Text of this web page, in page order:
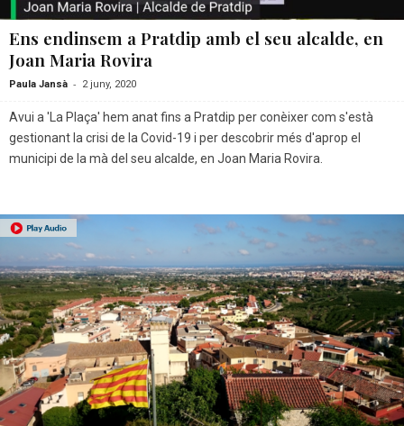
Ens endinsem a Pratdip amb el seu alcalde, en
Joan Maria Rovira
Paula Jansà - 2 juny, 2020
Avui a 'La Plaça' hem anat fins a Pratdip per conèixer com s'està
gestionant la crisi de la Covid-19 i per descobrir més d'aprop el
municipi de la mà del seu alcalde, en Joan Maria Rovira.